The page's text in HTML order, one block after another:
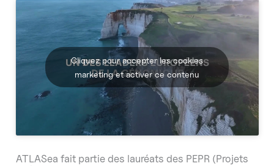
Cliquez pour accepter les cookies
marketing et activer ce contenu
ATLASea fait partie des lauréats des PEPR (Projets